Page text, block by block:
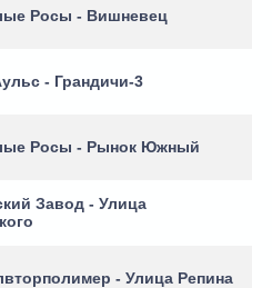
Росы - Вишневец
- Грандичи-3
Росы - Рынок Южный
Завод - Улица
- Улица Репина